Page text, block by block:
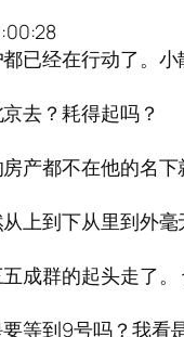
已经在行动了。
去？耗得起吗？
产都不在他的名
上到下从里到外
成群的起头走了。
等到9号吗？我看